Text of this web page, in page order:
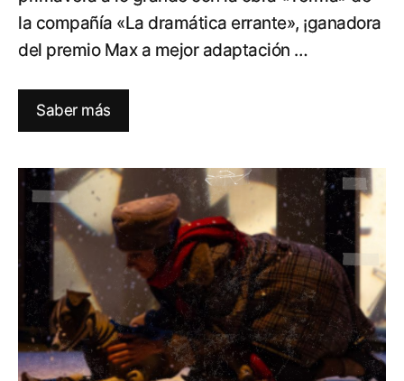
la compañía «La dramática errante», ¡ganadora
del premio Max a mejor adaptación …
Saber más